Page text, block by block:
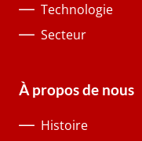
Technologie
Secteur
À propos de nous
Histoire